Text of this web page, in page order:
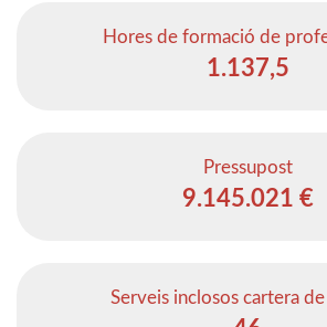
Hores de formació de
1.137,5
Pressupost
9.145.021 €
Serveis inclosos cartera